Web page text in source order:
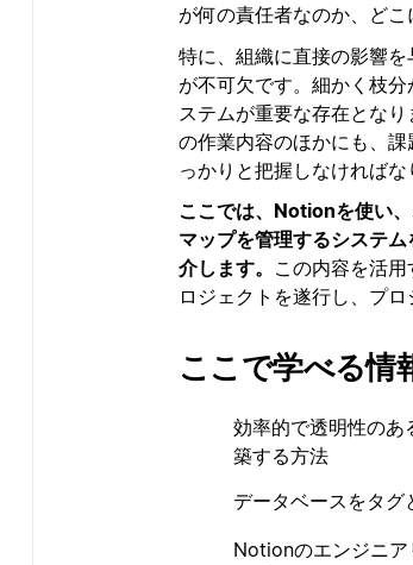
が何の責任者なのか、どこ
特に、組織に直接の影響
が不可欠です。細かく枝
ステムが重要な存在とな
の作業内容のほかにも、
っかりと把握しなければな
ここでは、Notionを使い
マップを管理するシステ
介します。 この内容を活
ロジェクトを遂行し、プ
ここで学べる情
効率的で透明性のあ
築する方法
データベースをタ
Notionのエンジニア